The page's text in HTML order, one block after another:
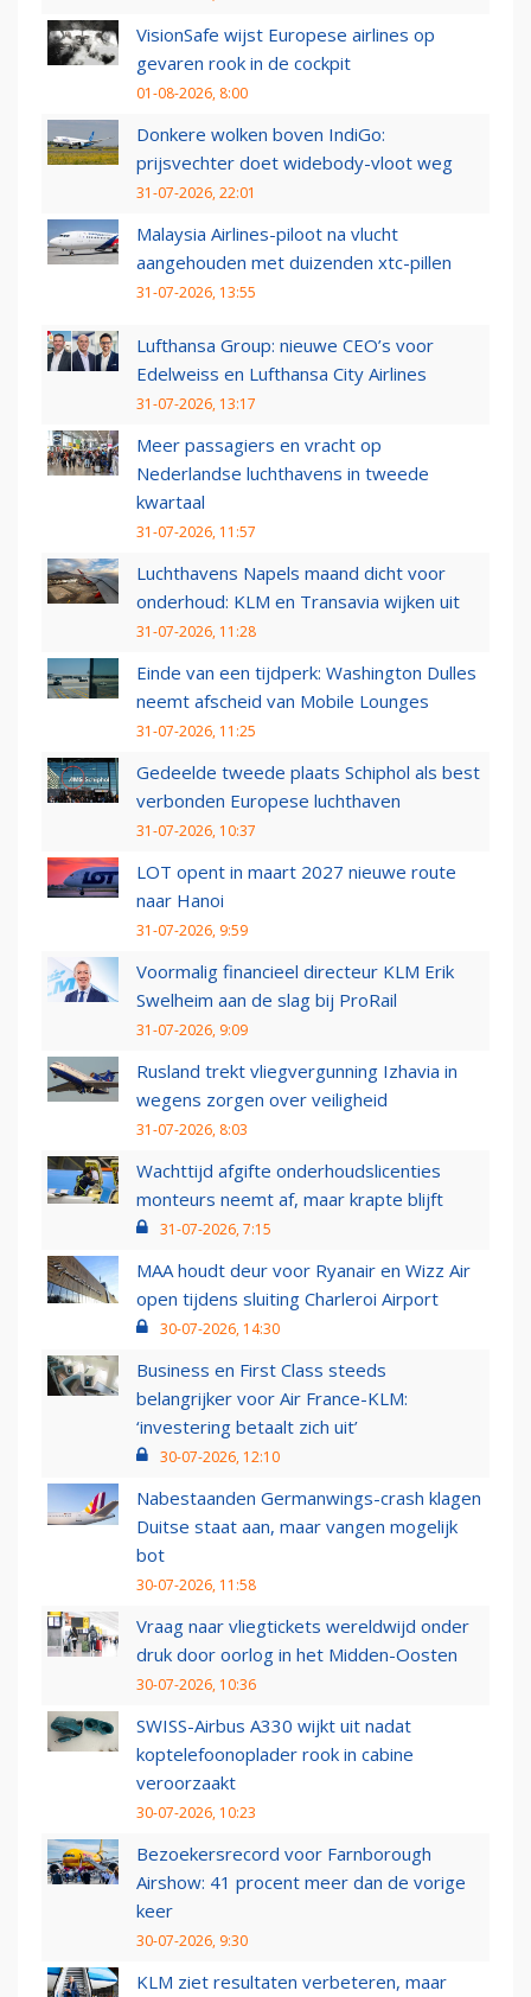
VisionSafe wijst Europese airlines op
gevaren rook in de cockpit
01-08-2026, 8:00
Donkere wolken boven IndiGo:
prijsvechter doet widebody-vloot weg
31-07-2026, 22:01
Malaysia Airlines-piloot na vlucht
aangehouden met duizenden xtc-pillen
31-07-2026, 13:55
Lufthansa Group: nieuwe CEO’s voor
Edelweiss en Lufthansa City Airlines
31-07-2026, 13:17
Meer passagiers en vracht op
Nederlandse luchthavens in tweede
kwartaal
31-07-2026, 11:57
Luchthavens Napels maand dicht voor
onderhoud: KLM en Transavia wijken uit
31-07-2026, 11:28
Einde van een tijdperk: Washington Dulles
neemt afscheid van Mobile Lounges
31-07-2026, 11:25
Gedeelde tweede plaats Schiphol als best
verbonden Europese luchthaven
31-07-2026, 10:37
LOT opent in maart 2027 nieuwe route
naar Hanoi
31-07-2026, 9:59
Voormalig financieel directeur KLM Erik
Swelheim aan de slag bij ProRail
31-07-2026, 9:09
Rusland trekt vliegvergunning Izhavia in
wegens zorgen over veiligheid
31-07-2026, 8:03
Wachttijd afgifte onderhoudslicenties
monteurs neemt af, maar krapte blijft
31-07-2026, 7:15
MAA houdt deur voor Ryanair en Wizz Air
open tijdens sluiting Charleroi Airport
30-07-2026, 14:30
Business en First Class steeds
belangrijker voor Air France-KLM:
‘investering betaalt zich uit’
30-07-2026, 12:10
Nabestaanden Germanwings-crash klagen
Duitse staat aan, maar vangen mogelijk
bot
30-07-2026, 11:58
Vraag naar vliegtickets wereldwijd onder
druk door oorlog in het Midden-Oosten
30-07-2026, 10:36
SWISS-Airbus A330 wijkt uit nadat
koptelefoonoplader rook in cabine
veroorzaakt
30-07-2026, 10:23
Bezoekersrecord voor Farnborough
Airshow: 41 procent meer dan de vorige
keer
30-07-2026, 9:30
KLM ziet resultaten verbeteren, maar